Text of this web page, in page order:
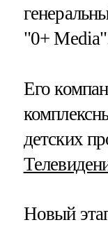
"0+
Его
детских
Новый